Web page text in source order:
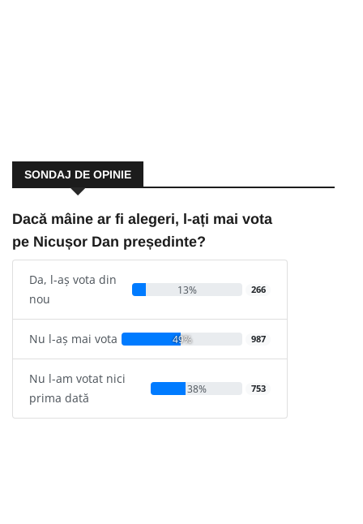
SONDAJ DE OPINIE
Dacă mâine ar fi alegeri, l-ați mai vota
pe Nicușor Dan președinte?
Da, l-aș vota din
nou
13% 266
Nu l-aș mai vota 49% 987
Nu l-am votat nici
prima dată
38% 753